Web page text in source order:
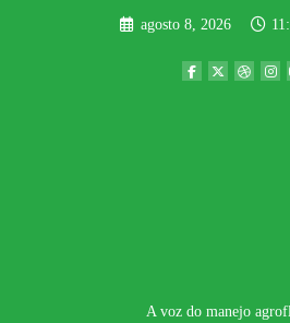
agosto 8, 2026
A voz do manejo